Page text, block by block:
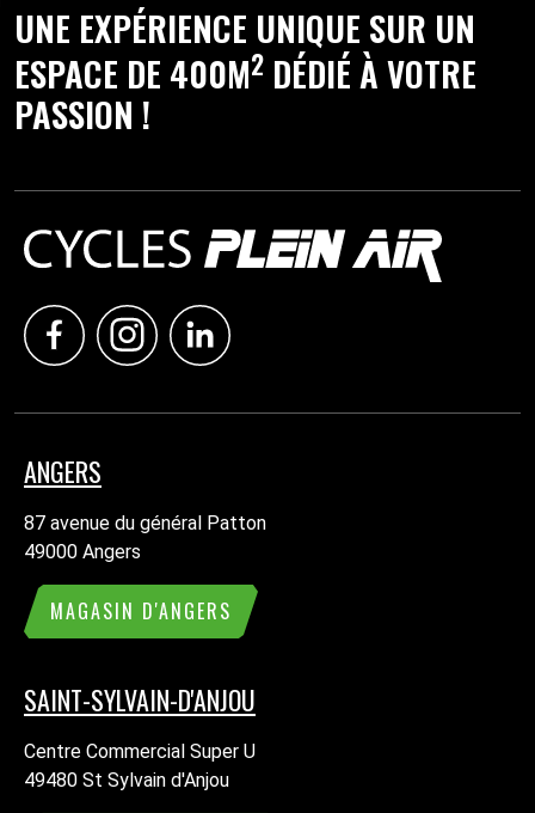
UNE EXPÉRIENCE UNIQUE SUR UN
ESPACE DE 400M2 DÉDIÉ À VOTRE
PASSION !
ANGERS
87 avenue du général Patton
49000 Angers
MAGASIN D'ANGERS
SAINT-SYLVAIN-D'ANJOU
Centre Commercial Super U
49480 St Sylvain d'Anjou